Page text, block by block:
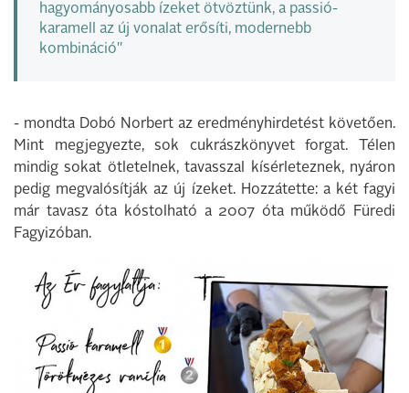
hagyományosabb ízeket ötvöztünk, a passió-
karamell az új vonalat erősíti, modernebb
kombináció"
- mondta Dobó Norbert az eredményhirdetést követően.
Mint megjegyezte, sok cukrászkönyvet forgat. Télen
mindig sokat ötletelnek, tavasszal kísérleteznek, nyáron
pedig megvalósítják az új ízeket. Hozzátette: a két fagyi
már tavasz óta kóstolható a 2007 óta működő Füredi
Fagyizóban.